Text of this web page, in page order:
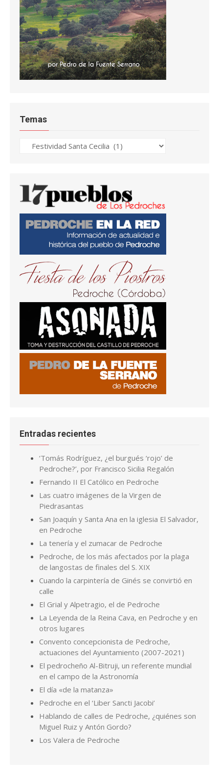
Temas
Temas
Entradas recientes
‘Tomás Rodríguez, ¿el burgués ‘rojo’ de
Pedroche?’, por Francisco Sicilia Regalón
Fernando II El Católico en Pedroche
Las cuatro imágenes de la Virgen de
Piedrasantas
San Joaquín y Santa Ana en la iglesia El Salvador,
en Pedroche
La tenería y el zumacar de Pedroche
Pedroche, de los más afectados por la plaga
de langostas de finales del S. XIX
Cuando la carpintería de Ginés se convirtió en
calle
El Grial y Alpetragio, el de Pedroche
La Leyenda de la Reina Cava, en Pedroche y en
otros lugares
Convento concepcionista de Pedroche,
actuaciones del Ayuntamiento (2007-2021)
El pedrocheño Al-Bitruji, un referente mundial
en el campo de la Astronomía
El día «de la matanza»
Pedroche en el ‘Liber Sancti Jacobi’
Hablando de calles de Pedroche, ¿quiénes son
Miguel Ruiz y Antón Gordo?
Los Valera de Pedroche